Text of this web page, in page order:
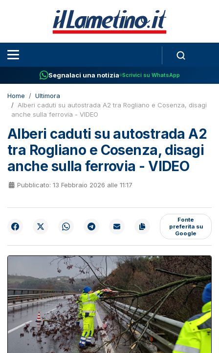
Segnalaci una notizia Scrivici su WhatsApp
Home
Ultimora
Alberi caduti su autostrada A2 tra Rogliano e Cosenza, disagi
anche sulla ferrovia - VIDEO
Alberi caduti su autostrada A2
tra Rogliano e Cosenza, disagi
anche sulla ferrovia - VIDEO
Pubblicato: 13 Febbraio 2026 alle 11:17
Fonte
preferita su
Google